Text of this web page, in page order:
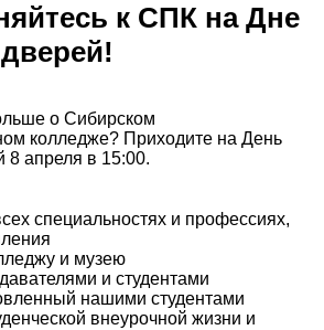
к СПК на Дне
о Сибирском
колледже? Приходите на День
8 апреля в 15:00.
специальностях и профессиях,
и музею
и студентами
нашими студентами
внеурочной жизни и